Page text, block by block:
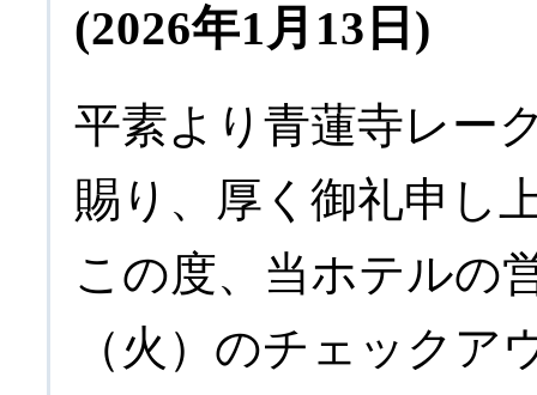
(2026年1月13日)
平素より青蓮寺レー
賜り、厚く御礼申し
この度、当ホテルの
（火）のチェック